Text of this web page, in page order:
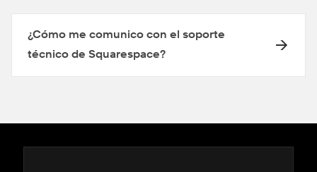
¿Cómo me comunico con el soporte
técnico de Squarespace?